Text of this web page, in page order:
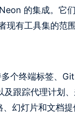
的集成。它
有工具集的范围
个终端标签、
跟踪代理计划
幻灯片和文档提